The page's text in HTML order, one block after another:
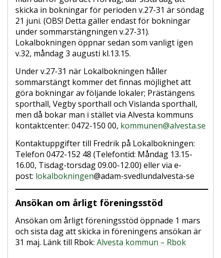
skicka in bokningar för perioden v.27-31 är söndag
21 juni. (OBS! Detta gäller endast för bokningar
under sommarstängningen v.27-31).
Lokalbokningen öppnar sedan som vanligt igen
v.32, måndag 3 augusti kl.13.15.
Under v.27-31 när Lokalbokningen håller
sommarstängt kommer det finnas möjlighet att
göra bokningar av följande lokaler; Prästängens
sporthall, Vegby sporthall och Vislanda sporthall,
men då bokar man i stället via Alvesta kommuns
kontaktcenter: 0472-150 00, kommunen@alvesta.se
Kontaktuppgifter till Fredrik på Lokalbokningen:
Telefon 0472-152 48 (Telefontid: Måndag 13.15-
16.00, Tisdag-torsdag 09.00-12.00) eller via e-
post: lokalbokningen@adam-svedlundalvesta-se
Ansökan om årligt föreningsstöd
Ansökan om årligt föreningsstöd öppnade 1 mars
och sista dag att skicka in föreningens ansökan är
31 maj. Länk till Rbok: Alvesta kommun – Rbok